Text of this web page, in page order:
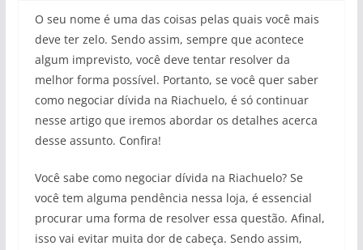
O seu nome é uma das coisas pelas quais você mais
deve ter zelo. Sendo assim, sempre que acontece
algum imprevisto, você deve tentar resolver da
melhor forma possível. Portanto, se você quer saber
como negociar dívida na Riachuelo, é só continuar
nesse artigo que iremos abordar os detalhes acerca
desse assunto. Confira!
Você sabe como negociar dívida na Riachuelo? Se
você tem alguma pendência nessa loja, é essencial
procurar uma forma de resolver essa questão. Afinal,
isso vai evitar muita dor de cabeça. Sendo assim,